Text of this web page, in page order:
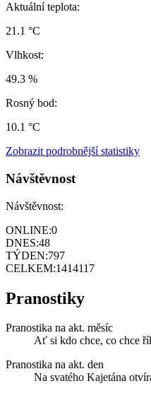
Aktuální teplota:
21.1 °C
Vlhkost:
49.3 %
Rosný bod:
10.1 °C
Zobrazit podrobnější statistiky
Návštěvnost
Návštěvnost:
ONLINE:0
DNES:48
TÝDEN:797
CELKEM:1414117
Pranostiky
Pranostika na akt. měsíc
Ať si kdo chce, co chce
Pranostika na akt. den
Na svatého Kajetána